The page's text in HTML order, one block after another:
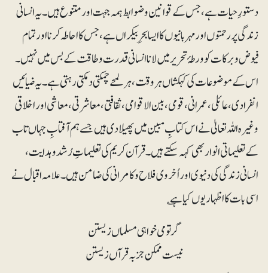
دستورِ حیات ہے، جس کے قوانین و ضوابط ہمہ جہت اور متنوع ہیں۔ یہ انسانی
زندگی پر رحمتوں اور مہربانیوں کا ایسا بحرِبیکراں ہے، جس کا احاطہ کرنا اور تمام
فیوض و برکات کو ورطۂ تحریر میں لانا انسانی قدرت و طاقت کے بس میں نہیں۔
اس کے موضوعات کی کہکشاں ہروقت، ہرلمحے چمکتی دمکتی رہتی ہے۔ یہ ضیائیں
انفرادی، عائلی، عمرانی، قومی، بین الاقوامی، ثقافتی، معاشرتی، معاشی اور اخلاقی
وغیرہ اللہ تعالیٰ نے اس کتابِ مبین میں پھیلا دی ہیں جسے ہم آفتابِ جہاں تاب
کے تعلیماتی انوار بھی کہہ سکتے ہیں۔ قرآن کریم کی تعلیماتِ رُشد و ہدایت،
انسانی زندگی کی دنیوی اور اُخروی فلاح و کامرانی کی ضامن ہیں۔ علامہ اقبال نے
اسی بات کا اظہار یوں کیا ہے ؎
گر تو می خواہی مسلماں زیستن
نیست ممکن جز بہ قرآں زیستن